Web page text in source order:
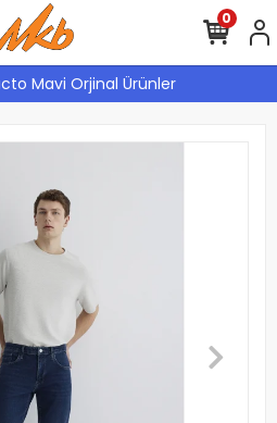
Mavi Orjinal Ürünler
0